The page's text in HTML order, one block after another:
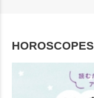
HOROSCOPES